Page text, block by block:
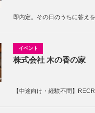
株式会社 木の香の家